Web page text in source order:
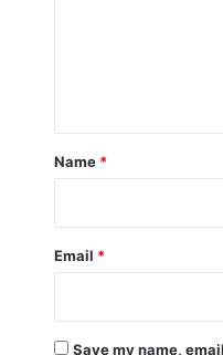
*
Name *
Email *
Save my name,